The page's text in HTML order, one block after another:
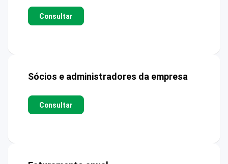
Consultar
Sócios e administradores da empresa
Consultar